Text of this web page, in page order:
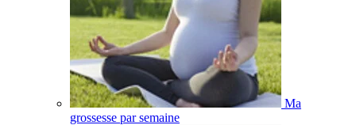
Ma
grossesse par semaine